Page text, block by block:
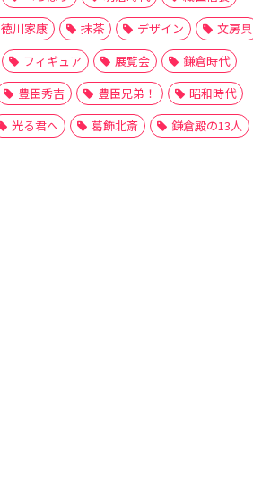
徳川家康
抹茶 デザイン
文房具
フィギュア
展覧会
鎌倉時代
豊臣秀吉
豊臣兄弟！
昭和時代
光る君へ
葛飾北斎 鎌倉殿の13人